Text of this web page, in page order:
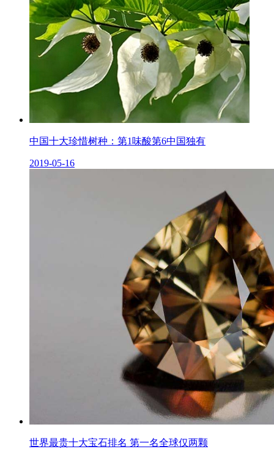
中国十大珍惜树种：第1味酸第6中国独有
2019-05-16
世界最贵十大宝石排名 第一名全球仅两颗